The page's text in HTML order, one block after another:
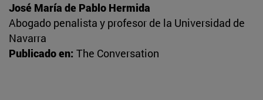
José María de Pablo Hermida
Abogado penalista y profesor de la Universidad de
Navarra
Publicado en: The Conversation